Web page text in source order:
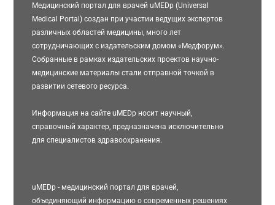
Медицинский портал для врачей uMEDp (Universal
Medical Portal) создан при участии ведущих экспертов
различных областей медицины, много лет
сотрудничающих с издательским домом «Медфорум».
Собранные в рамках издательских проектов научно-
медицинские материалы стали отправной точкой в
развитии сетевого ресурса.
Информация на сайте uMEDp носит научный,
справочный характер, предназначена исключительно
для специалистов здравоохранения.
uMEDp - медицинский портал для врачей,
объединяющий информацию о современных решениях